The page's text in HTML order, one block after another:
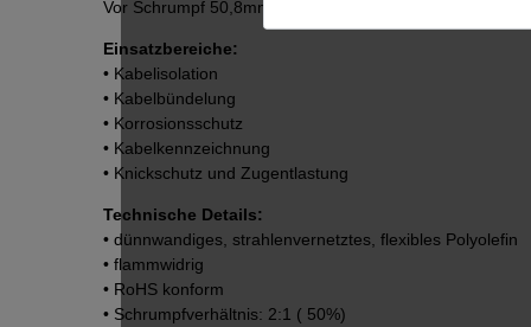
Vor Schrumpf 50,8mm / Nach Schrumpf 25,4mm /
Einsatzbereiche:
• Kabelisolation
• Kabelbündelung
• Korrosionsschutz
• Kabelkennzeichnung
• Knickschutz und Zugentlastung
Technische Details:
• dünnwandiges, strahlenvernetztes, flexibles Polyolefin
• flammwidrig
• RoHS konform
• Schrumpfverhältnis: 2:1 ( 50%)